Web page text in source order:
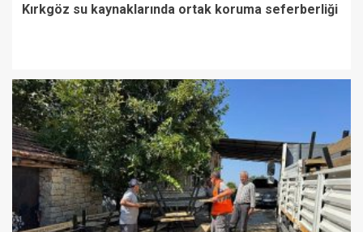
Kırkgöz su kaynaklarında ortak koruma seferberliği